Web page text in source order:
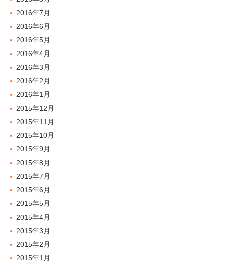
2016年7月
2016年6月
2016年5月
2016年4月
2016年3月
2016年2月
2016年1月
2015年12月
2015年11月
2015年10月
2015年9月
2015年8月
2015年7月
2015年6月
2015年5月
2015年4月
2015年3月
2015年2月
2015年1月